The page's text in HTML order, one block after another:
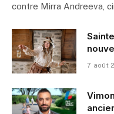
contre Mirra Andreeva,
7 août